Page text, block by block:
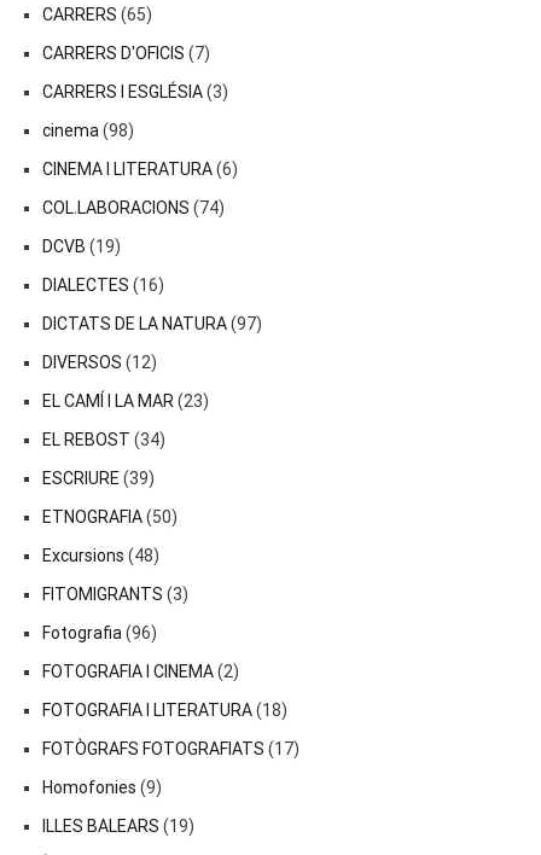
CARRERS (65)
CARRERS D'OFICIS (7)
CARRERS I ESGLÉSIA(3)
cinema (98)
CINEMA I LITERATURA(6)
COL.LABORACIONS (74)
DCVB (19)
DIALECTES (16)
DICTATS DE LA NATURA(97)
DIVERSOS (12)
EL CAMÍ I LA MAR (23)
EL REBOST (34)
ESCRIURE (39)
ETNOGRAFIA(50)
Excursions (48)
FITOMIGRANTS (3)
Fotografia (96)
FOTOGRAFIA I CINEMA(2)
FOTOGRAFIA I LITERATURA(18)
FOTÒGRAFS FOTOGRAFIATS (17)
Homofonies (9)
ILLES BALEARS (19)